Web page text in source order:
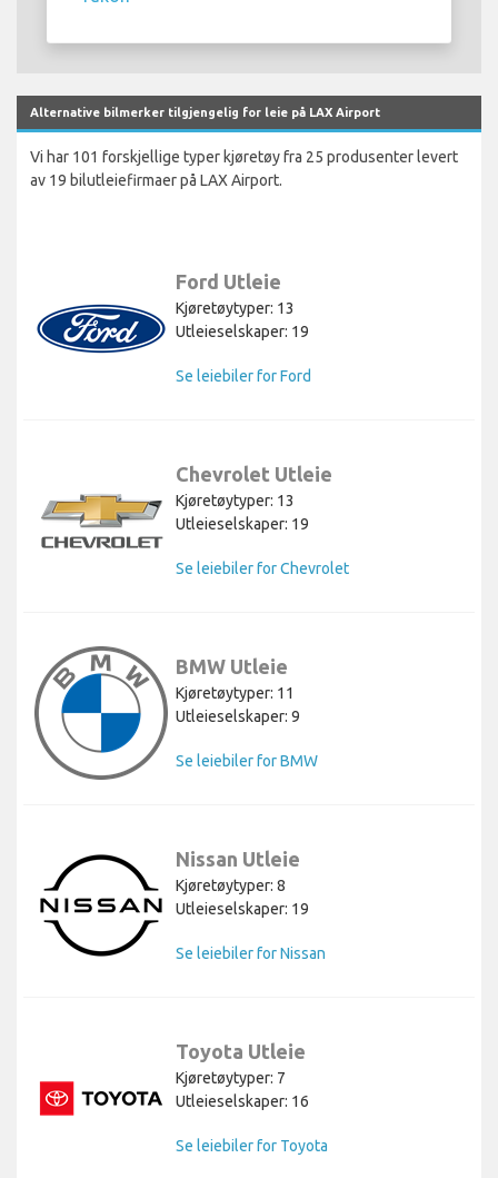
Alternative bilmerker tilgjengelig for leie på LAX Airport
Vi har 101 forskjellige typer kjøretøy fra 25 produsenter levert
av 19 bilutleiefirmaer på LAX Airport.
Ford Utleie
Kjøretøytyper: 13
Utleieselskaper: 19
Se leiebiler for Ford
Chevrolet Utleie
Kjøretøytyper: 13
Utleieselskaper: 19
Se leiebiler for Chevrolet
BMW Utleie
Kjøretøytyper: 11
Utleieselskaper: 9
Se leiebiler for BMW
Nissan Utleie
Kjøretøytyper: 8
Utleieselskaper: 19
Se leiebiler for Nissan
Toyota Utleie
Kjøretøytyper: 7
Utleieselskaper: 16
Se leiebiler for Toyota